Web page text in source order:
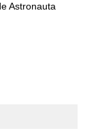
Astronauta